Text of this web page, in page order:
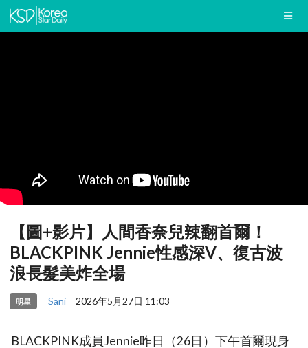
【圖+影片】人間香奈兒辣翻首爾！
BLACKPINK Jennie性感深V、復古波
浪長髮美炸全場
明星 Sani 2026年5月27日 11:03
BLACKPINK成員Jennie昨日（26日）下午首爾現身